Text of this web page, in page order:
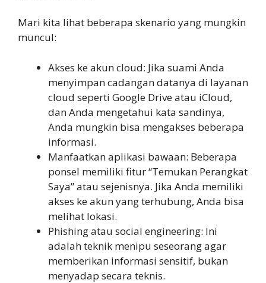
Mari kita lihat beberapa skenario yang mungkin
muncul:
Akses ke akun cloud: Jika suami Anda
menyimpan cadangan datanya di layanan
cloud seperti Google Drive atau iCloud,
dan Anda mengetahui kata sandinya,
Anda mungkin bisa mengakses beberapa
informasi.
Manfaatkan aplikasi bawaan: Beberapa
ponsel memiliki fitur “Temukan Perangkat
Saya” atau sejenisnya. Jika Anda memiliki
akses ke akun yang terhubung, Anda bisa
melihat lokasi.
Phishing atau social engineering: Ini
adalah teknik menipu seseorang agar
memberikan informasi sensitif, bukan
menyadap secara teknis.